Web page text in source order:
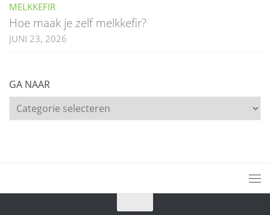
MELKKEFIR
Hoe maak je zelf melkkefir?
JUNI 23, 2026
GA NAAR
Ga
naar